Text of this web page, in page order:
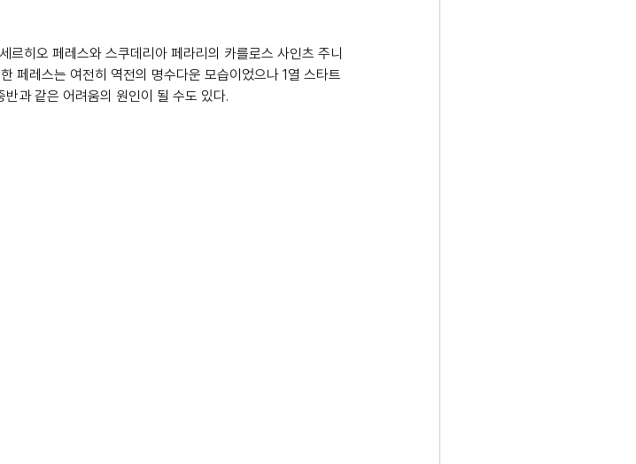
히오 페레스와 스쿠데리아 페라리의 카를로스 사인츠 주니
페레스는 여전히 역전의 명수다운 모습이었으나 1열 스타트
과 같은 어려움의 원인이 될 수도 있다.